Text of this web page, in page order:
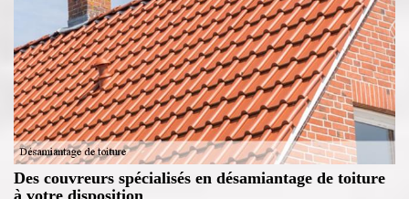
Des couvreurs spécialisés en désamiantage de toiture
à votre disposition